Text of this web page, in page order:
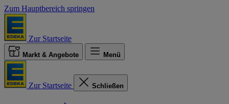
Zum Hauptbereich springen
Zur Startseite
Markt & Angebote Menü
Zur Startseite Schließen